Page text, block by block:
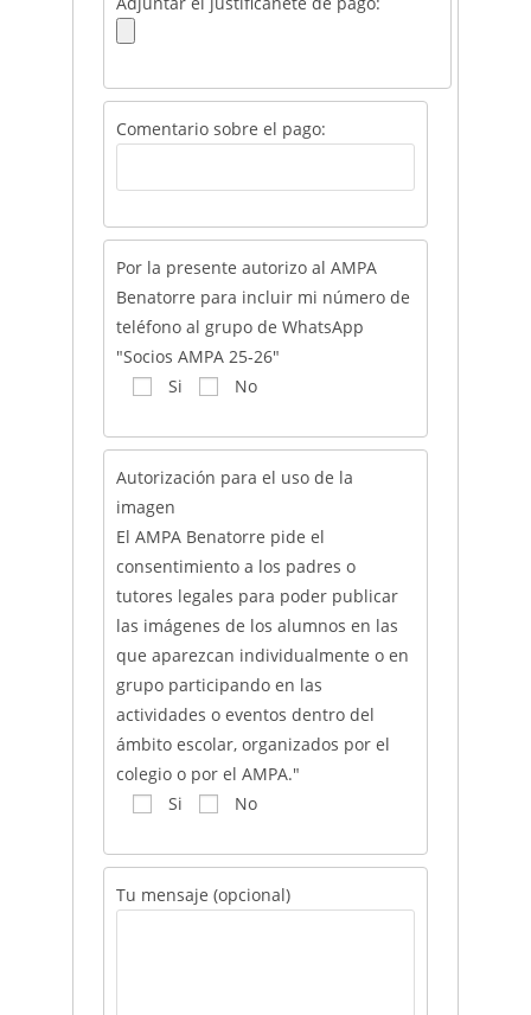
Comentario sobre el pago:
Por la presente autorizo al AMPA
Benatorre para incluir mi número de
teléfono al grupo de WhatsApp
"Socios AMPA 25-26"
Si
No
Autorización para el uso de la
imagen
El AMPA Benatorre pide el
consentimiento a los padres o
tutores legales para poder publicar
las imágenes de los alumnos en las
que aparezcan individualmente o en
grupo participando en las
actividades o eventos dentro del
ámbito escolar, organizados por el
colegio o por el AMPA."
Si
No
Tu mensaje (opcional)